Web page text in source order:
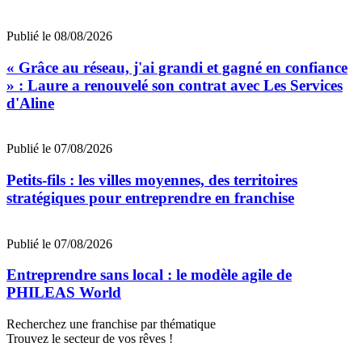
Publié le 08/08/2026
« Grâce au réseau, j'ai grandi et gagné en confiance
» : Laure a renouvelé son contrat avec Les Services
d'Aline
Publié le 07/08/2026
Petits-fils : les villes moyennes, des territoires
stratégiques pour entreprendre en franchise
Publié le 07/08/2026
Entreprendre sans local : le modèle agile de
PHILEAS World
Recherchez une franchise par thématique
Trouvez le secteur de vos rêves !